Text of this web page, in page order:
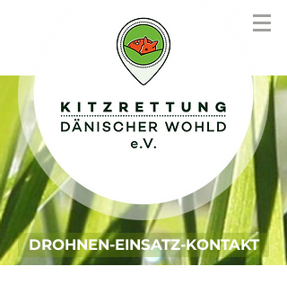
DROHNEN-EINSATZ-KONTAKT